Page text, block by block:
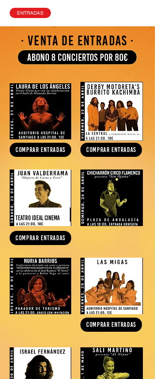
ENTRADAS
· VENTA DE ENTRADAS ·
ABONO 8 CONCIERTOS POR 80€
COMPRAR ENTRADAS COMPRAR ENTRADAS
TEATRO IDEAL CINEMA
COMPRAR ENTRADAS
COMPRAR ENTRADAS